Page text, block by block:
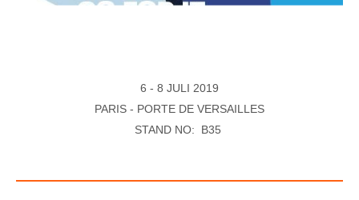
6 - 8 JULI 2019
PARIS - PORTE DE VERSAILLES
STAND NO: B35